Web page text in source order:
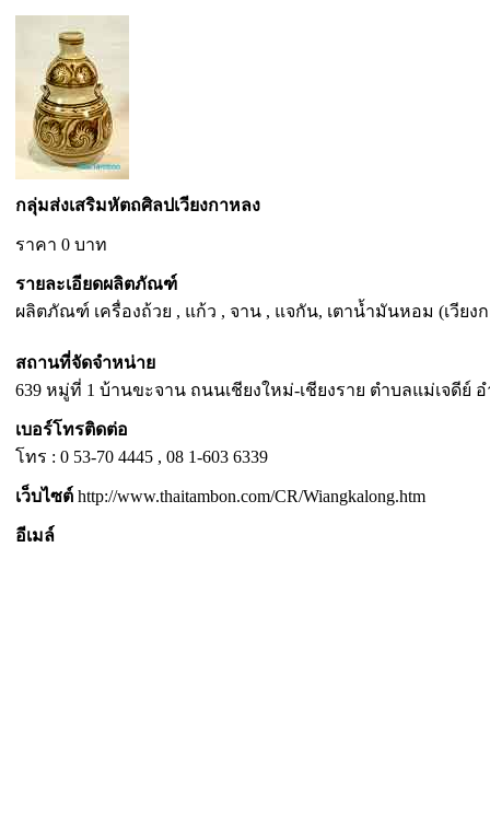
กลุ่มส่งเสริมหัตถศิลปเวียงกาหลง
ราคา 0 บาท
รายละเอียดผลิตภัณฑ์
ผลิตภัณฑ์ เครื่องถ้วย , แก้ว , จาน , แจกัน, เตาน้ำมันหอม (เวียงก
สถานที่จัดจำหน่าย
639 หมู่ที่ 1 บ้านขะจาน ถนนเชียงใหม่-เชียงราย ตำบลแม่เจดีย์ อ
เบอร์โทรติดต่อ
โทร : 0 53-70 4445 , 08 1-603 6339
เว็บไซต์ http://www.thaitambon.com/CR/Wiangkalong.htm
อีเมล์